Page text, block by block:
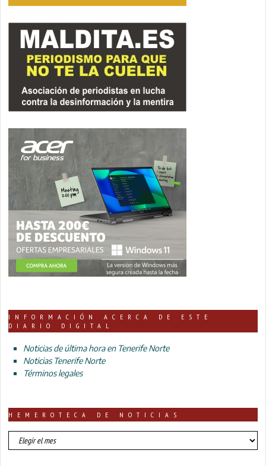
INFORMACIÓN ACERCA DE ESTE
DIARIO DIGITAL
Noticias de última hora en Tenerife Norte
Noticias Tenerife Norte
Términos legales
HEMEROTECA DE NOTICIAS
HEMEROTECA
DE